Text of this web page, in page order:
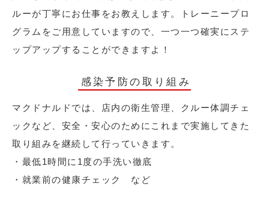
ルーが丁寧にお仕事をお教えします。トレーニープロ
グラムをご用意していますので、一つ一つ確実にステ
ップアップすることができますよ！
感染予防の取り組み
マクドナルドでは、店内の衛生管理、クルー体調チェ
ックなど、安全・安心のためにこれまで実施してきた
取り組みを継続して行っていきます。
・最低1時間に1度の手洗い徹底
・就業前の健康チェック など